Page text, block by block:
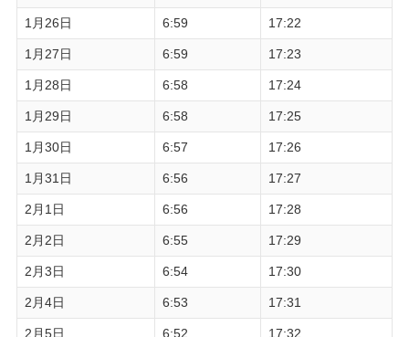
1月26日 6:59 17:22
1月27日 6:59 17:23
1月28日 6:58 17:24
1月29日 6:58 17:25
1月30日 6:57 17:26
1月31日 6:56 17:27
2月1日 6:56 17:28
2月2日 6:55 17:29
2月3日 6:54 17:30
2月4日 6:53 17:31
2月5日 6:52 17:32